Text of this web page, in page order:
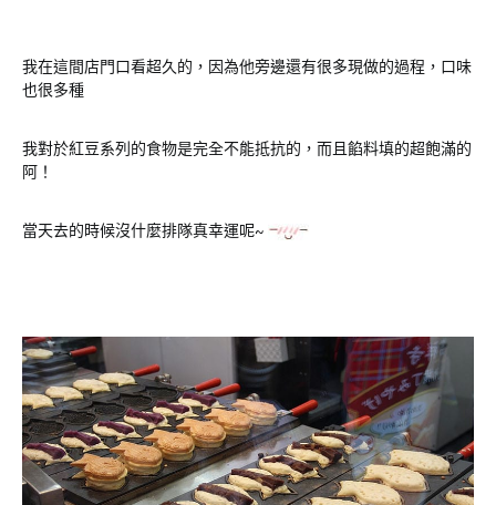
我在這間店門口看超久的，因為他旁邊還有很多現做的過程，口味
也很多種
我對於紅豆系列的食物是完全不能抵抗的，而且餡料填的超飽滿的
阿！
當天去的時候沒什麼排隊真幸運呢~